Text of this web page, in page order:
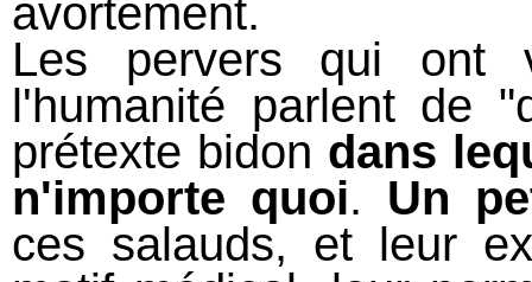
avortement.
Les pervers qui ont
l'humanité parlent de
prétexte bidon dans
n'importe quoi. Un
ces salauds, et leur